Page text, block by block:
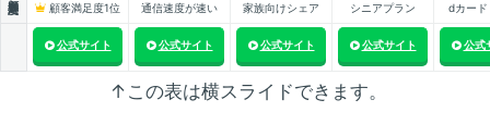
顧客満足度1位 通信速度が速い 家族向けシェア シニアプラン dカード
公式サイト 公式サイト 公式サイト 公式サイト 公式
↑この表は横スライドできます。